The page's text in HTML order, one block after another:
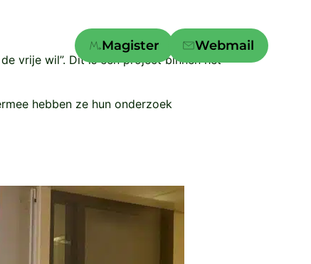
Magister Webmail
vrije wil”. Dit is een project binnen het
hebben ze hun onderzoek